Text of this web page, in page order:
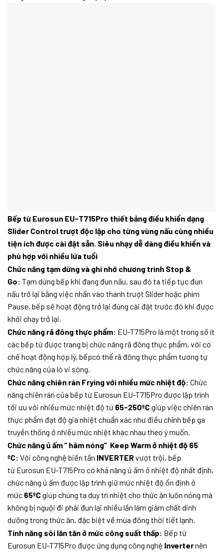
Bếp từ Eurosun EU-T715Pro thiết bảng điều khiển dạng
Slider Control trượt độc lập cho từng vùng nấu cùng nhiều
tiện ích được cài đặt sẵn. Siêu nhạy dễ dàng điều khiển và
phù hợp với nhiều lứa tuổi
Chức năng tạm dừng và ghi nhớ chương trình Stop &
Go: Tạm dừng bếp khi đang đun nấu, sau đó ta tiếp tục đun
nấu trở lại bằng việc nhấn vào thanh trượt Slider hoặc phím
Pause, bếp sẽ hoạt động trở lại đúng cài đặt trước đó khi được
khởi chạy trở lại.
Chức năng rã đông thực phẩm: EU-T715Pro là một trong số ít
các bếp từ được trang bị chức năng rã đông thực phẩm, với cơ
chế hoạt động hợp lý, bếpcó thể rã đông thực phẩm tương tự
chức năng của lò vi sóng.
Chức năng chiên rán Frying với nhiều mức nhiệt độ: Chức
năng chiên rán của bếp từ Eurosun EU-T715Pro được lập trình
tối ưu với nhiều mức nhiệt độ từ 65-250ºCgiúp việc chiên rán
thực phẩm đạt độ gia nhiệt chuẩn xác như điều chỉnh bếp ga
truyền thống ở nhiều mức nhiệt khác nhau theo ý muốn.
Chức năng ủ ấm “ hâm nóng” Keep Warm ở nhiệt độ 65
ºC: Với công nghệ biến tần INVERTERvượt trội, bếp
từ Eurosun EU-T715Pro có khả năng ủ ấm ở nhiệt độ nhất định,
chức năng ủ ấm được lập trình giữ mức nhiệt độ ổn định ở
mức 65ºCgiúp chúng ta duy trì nhiệt cho thức ăn luôn nóng mà
không bị nguội đi phải đun lại nhiều lần làm giảm chất dinh
dưỡng trong thức ăn, đặc biệt về mùa đông thời tiết lạnh.
Tính năng sôi lăn tăn ở mức công suất thấp: Bếp từ
Eurosun EU-T715Pro được ứng dụng công nghệ Inverternên